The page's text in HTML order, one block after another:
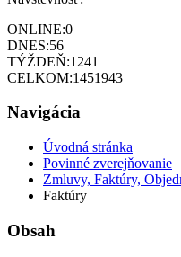
ONLINE:0
DNES:56
TÝŽDEŇ:1241
CELKOM:1451943
Navigácia
Úvodná stránka
Povinné zverejňovanie
Zmluvy, Faktúry,
Faktúry
Obsah